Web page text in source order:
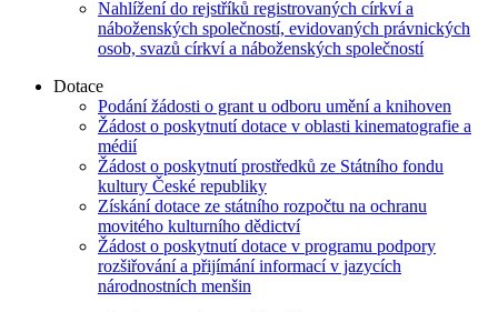
Nahlížení do rejstříků registrovaných církví a
náboženských společností, evidovaných právnických
osob, svazů církví a náboženských společností
Dotace
Podání žádosti o grant u odboru umění a knihoven
Žádost o poskytnutí dotace v oblasti kinematografie a
médií
Žádost o poskytnutí prostředků ze Státního fondu
kultury České republiky
Získání dotace ze státního rozpočtu na ochranu
movitého kulturního dědictví
Žádost o poskytnutí dotace v programu podpory
rozšiřování a přijímání informací v jazycích
národnostních menšin